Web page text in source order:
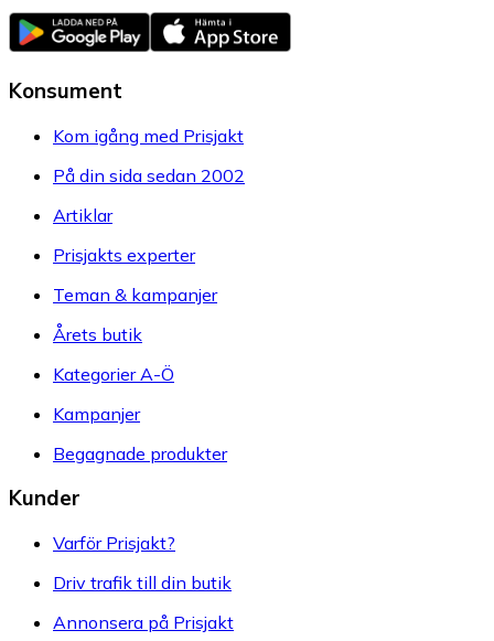
Konsument
Kom igång med Prisjakt
På din sida sedan 2002
Artiklar
Prisjakts experter
Teman & kampanjer
Årets butik
Kategorier A-Ö
Kampanjer
Begagnade produkter
Kunder
Varför Prisjakt?
Driv trafik till din butik
Annonsera på Prisjakt